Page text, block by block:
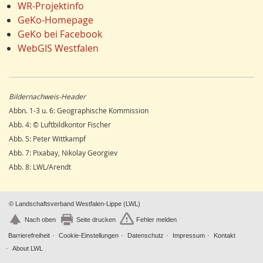
LEADER
Religion 15
Einzelhandel 15
Umweltverschmutzung
Ostwestfalen 14
Siegerland 13
Radfahren/Radverkehr
Unterwelten 12
Schule 12
Sport
Stadtmarketing
Wasserversorgung 11
Garten
Rudolf Bergmann
Hans-Werner Wehling
Klaus Temlitz
Stefan Harnischmacher
Julius Werner
Kreft-Kettermann
Gerhard Henkel
Friedrich Schulte-Derne
Ann-Kathrin Kusch
Karl Heinz Maurmann
Stefan Prott
Viona Dropmann
Alexander Kunz
Ludger Siemer
Gerasimos Katsaros
WR-Projektinfo
GeKo-Homepage
GeKo bei Facebook
WebGIS Westfalen
Bildernachweis-Header
Abbn. 1-3 u. 6: Geographische Kommission
Abb. 4: © Luftbildkontor Fischer
Abb. 5: Peter Wittkampf
Abb. 7: Pixabay, Nikolay Georgiev
Abb. 8: LWL/Arendt
© Landschaftsverband Westfalen-Lippe (LWL)
Nach oben Seite drucken Fehler melden
Barrierefreiheit Cookie-Einstellungen Datenschutz Impressum
Kontakt
About LWL